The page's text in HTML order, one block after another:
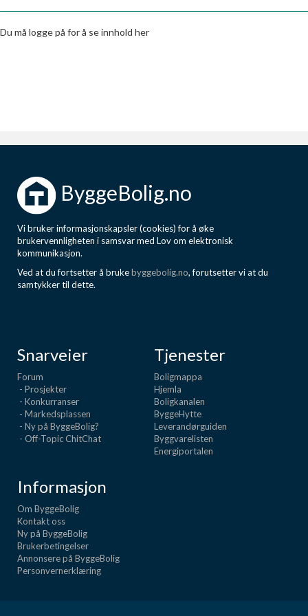
Boligmappa+
Få mer ut av Boligmappa
Du må logge på for å se innhold her
ByggeBolig.no
Vi bruker informasjonskapsler (cookies) for å øke
brukervennligheten i samsvar med Lov om elektronisk
kommunikasjon.
Ved at du fortsetter å brukebyggebolig.no, forutsetter vi at du
samtykker til dette.
Snarveier
Forum
- Prosjekter
- Konkurranser
- Markedsplassen
- Ny på ByggeBolig?
- Off-Topic ChitChat
Tjenester
Boligmappa
Hjemla
Boligkanalen
ByggeHytte
Leverandørguiden
Byggvarelisten
Energiportalen
Informasjon
Om ByggeBolig
Kontakt oss
Ny på ByggeBolig
Brukerbetingelser
Annonsere på ByggeBolig
Personvernerklæring